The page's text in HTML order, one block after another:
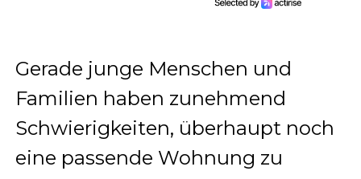
Gerade junge Menschen und
Familien haben zunehmend
Schwierigkeiten, überhaupt noch
eine passende Wohnung zu